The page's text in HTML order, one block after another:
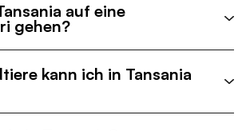
auf eine
gehen?
kann ich in Tansania